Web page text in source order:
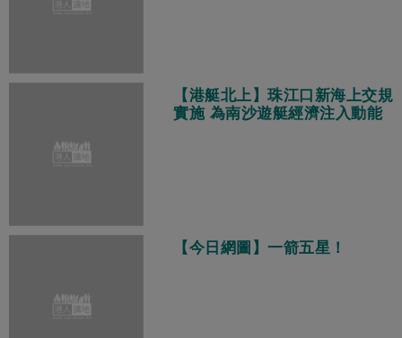
【港艇北上】珠江口新海上交規
實施 為南沙遊艇經濟注入動能
【今日網圖】一箭五星！